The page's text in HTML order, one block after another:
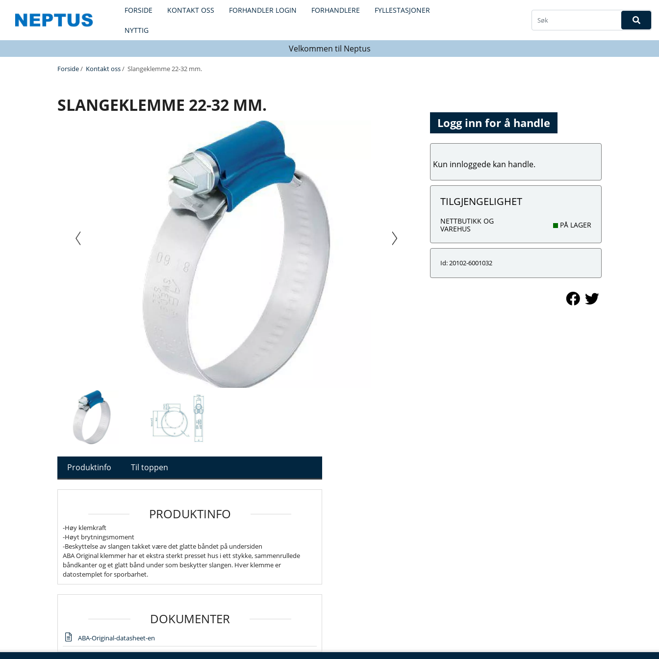
FORSIDE KONTAKT OSS FORHANDLER LOGIN FORHANDLERE FYLLESTASJONER
NYTTIG
Velkommen til Neptus
Forside/ Kontakt oss/ Slangeklemme 22-32 mm.
SLANGEKLEMME 22-32 MM.
Logg inn for å handle
Kun innloggede kan handle.
TILGJENGELIGHET
NETTBUTIKK OG
VAREHUS
PÅ LAGER
Id: 20102-6001032
Produktinfo Til toppen
PRODUKTINFO
-Høy klemkraft
-Høyt brytningsmoment
-Beskyttelse av slangen takket være det glatte båndet på undersiden
ABA Original klemmer har et ekstra sterkt presset hus i ett stykke, sammenrullede
båndkanter og et glatt bånd under som beskytter slangen. Hver klemme er
datostemplet for sporbarhet.
DOKUMENTER
ABA-Original-datasheet-en